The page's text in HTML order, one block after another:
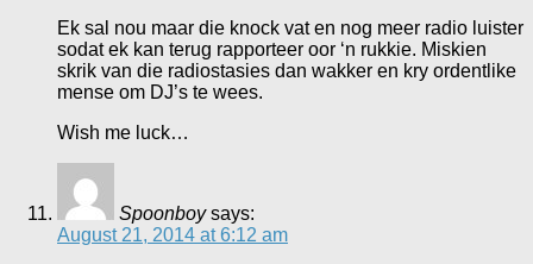
Ek sal nou maar die knock vat en nog meer radio luister
sodat ek kan terug rapporteer oor ‘n rukkie. Miskien
skrik van die radiostasies dan wakker en kry ordentlike
mense om DJ’s te wees.
Wish me luck…
Spoonboy says:
August 21, 2014 at 6:12 am